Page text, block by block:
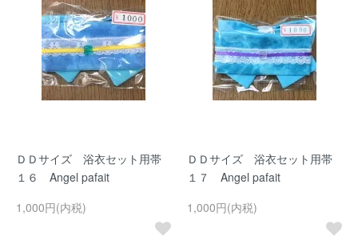
ＤＤサイズ 浴衣セット用帯
１６ Angel pafait
1,000円(内税)
ＤＤサイズ 浴衣セット用帯
１７ Angel pafait
1,000円(内税)